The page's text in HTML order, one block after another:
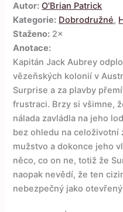
Autor: O'Brian Patrick
Kategorie: Dobrodružné,
Staženo: 2×
Anotace:
Kapitán Jack Aubrey
vězeňských kolonií v
Surprise a za plavby
frustraci. Brzy si všimne,
nálada zavládla na jeho
bez ohledu na celoživotní
mužstvo a dokonce jeho
něco, co on ne, totiž že
naopak nevědí, že ten
nebezpečný jako